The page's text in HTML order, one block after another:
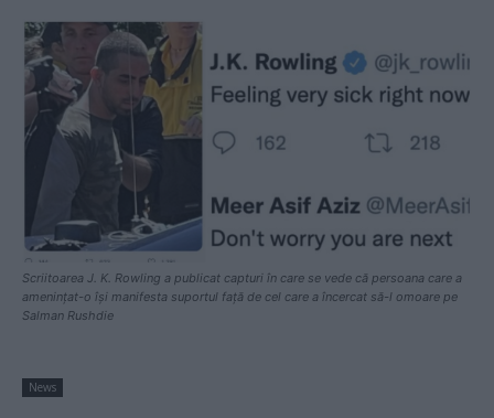
Scriitoarea J. K. Rowling a publicat capturi în care se vede că persoana care a
amenințat-o își manifesta suportul față de cel care a încercat să-l omoare pe
Salman Rushdie
News